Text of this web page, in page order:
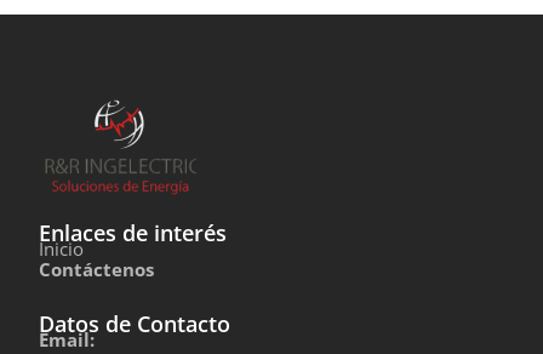
Enlaces de interés
Inicio
Contáctenos
Datos de Contacto
Email: